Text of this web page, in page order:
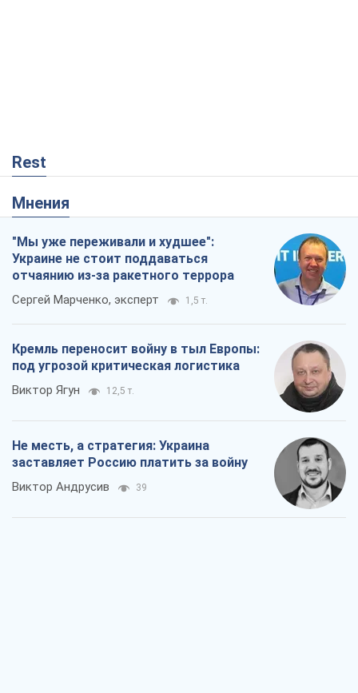
Rest
Мнения
"Мы уже переживали и худшее":
Украине не стоит поддаваться
отчаянию из-за ракетного террора
Сергей Марченко, эксперт 1,5 т.
Кремль переносит войну в тыл Европы:
под угрозой критическая логистика
Виктор Ягун 12,5 т.
Не месть, а стратегия: Украина
заставляет Россию платить за войну
Виктор Андрусив 39